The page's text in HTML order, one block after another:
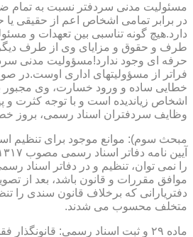
مسئولیت مدنی سردفتر نسبت به تمام
در برابر تمامی اشخاص اعم از حقیقی
دارد.هیچ گونه تناسبی بین تعهدات و
طرف و حقوق و مزایای وی از طرف
حرفه ای وجود ندارد!مسؤولیت مدنی
فراتر از مسؤولیتهای اداری اوست.در
خطایی ساده و ورود خسارت، وی مجبور
اشخاص زیاندیده است و با توجه کثرت و
وظایف سردفتران اسناد رسمی، بروز
را نمی توان، تنظیم و در دفاتر اسناد
موافق مقررات و قانون باشد، بعد از
دفتریارانی که برخلاف قانون سندی را
متخلف محسوب می شدند.
ماده ۲۹ و ثبت اسناد رسمی: